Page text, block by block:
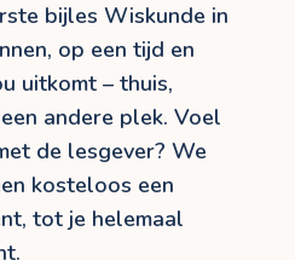
bijles Wiskunde in
op een tijd en
uitkomt – thuis,
andere plek. Voel
de lesgever? We
kosteloos een
tot je helemaal